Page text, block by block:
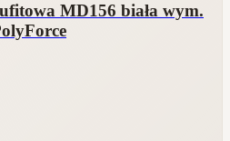
MD156 biała wym.